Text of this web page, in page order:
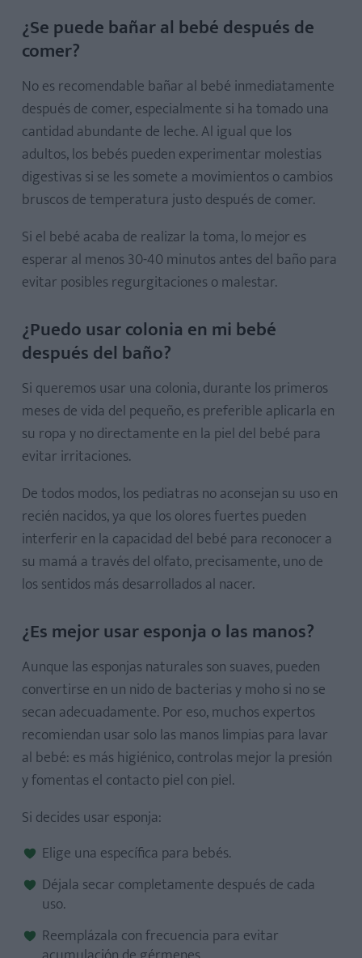
¿Se puede bañar al bebé después de
comer?
No es recomendable bañar al bebé inmediatamente
después de comer, especialmente si ha tomado una
cantidad abundante de leche. Al igual que los
adultos, los bebés pueden experimentar molestias
digestivas si se les somete a movimientos o cambios
bruscos de temperatura justo después de comer.
Si el bebé acaba de realizar la toma, lo mejor es
esperar al menos 30-40 minutos antes del baño para
evitar posibles regurgitaciones o malestar.
¿Puedo usar colonia en mi bebé
después del baño?
Si queremos usar una colonia, durante los primeros
meses de vida del pequeño, es preferible aplicarla en
su ropa y no directamente en la piel del bebé para
evitar irritaciones.
De todos modos, los pediatras no aconsejan su uso en
recién nacidos, ya que los olores fuertes pueden
interferir en la capacidad del bebé para reconocer a
su mamá a través del olfato, precisamente, uno de
los sentidos más desarrollados al nacer.
¿Es mejor usar esponja o las manos?
Aunque las esponjas naturales son suaves, pueden
convertirse en un nido de bacterias y moho si no se
secan adecuadamente. Por eso, muchos expertos
recomiendan usar solo las manos limpias para lavar
al bebé: es más higiénico, controlas mejor la presión
y fomentas el contacto piel con piel.
Si decides usar esponja:
Elige una específica para bebés.
Déjala secar completamente después de cada
uso.
Reemplázala con frecuencia para evitar